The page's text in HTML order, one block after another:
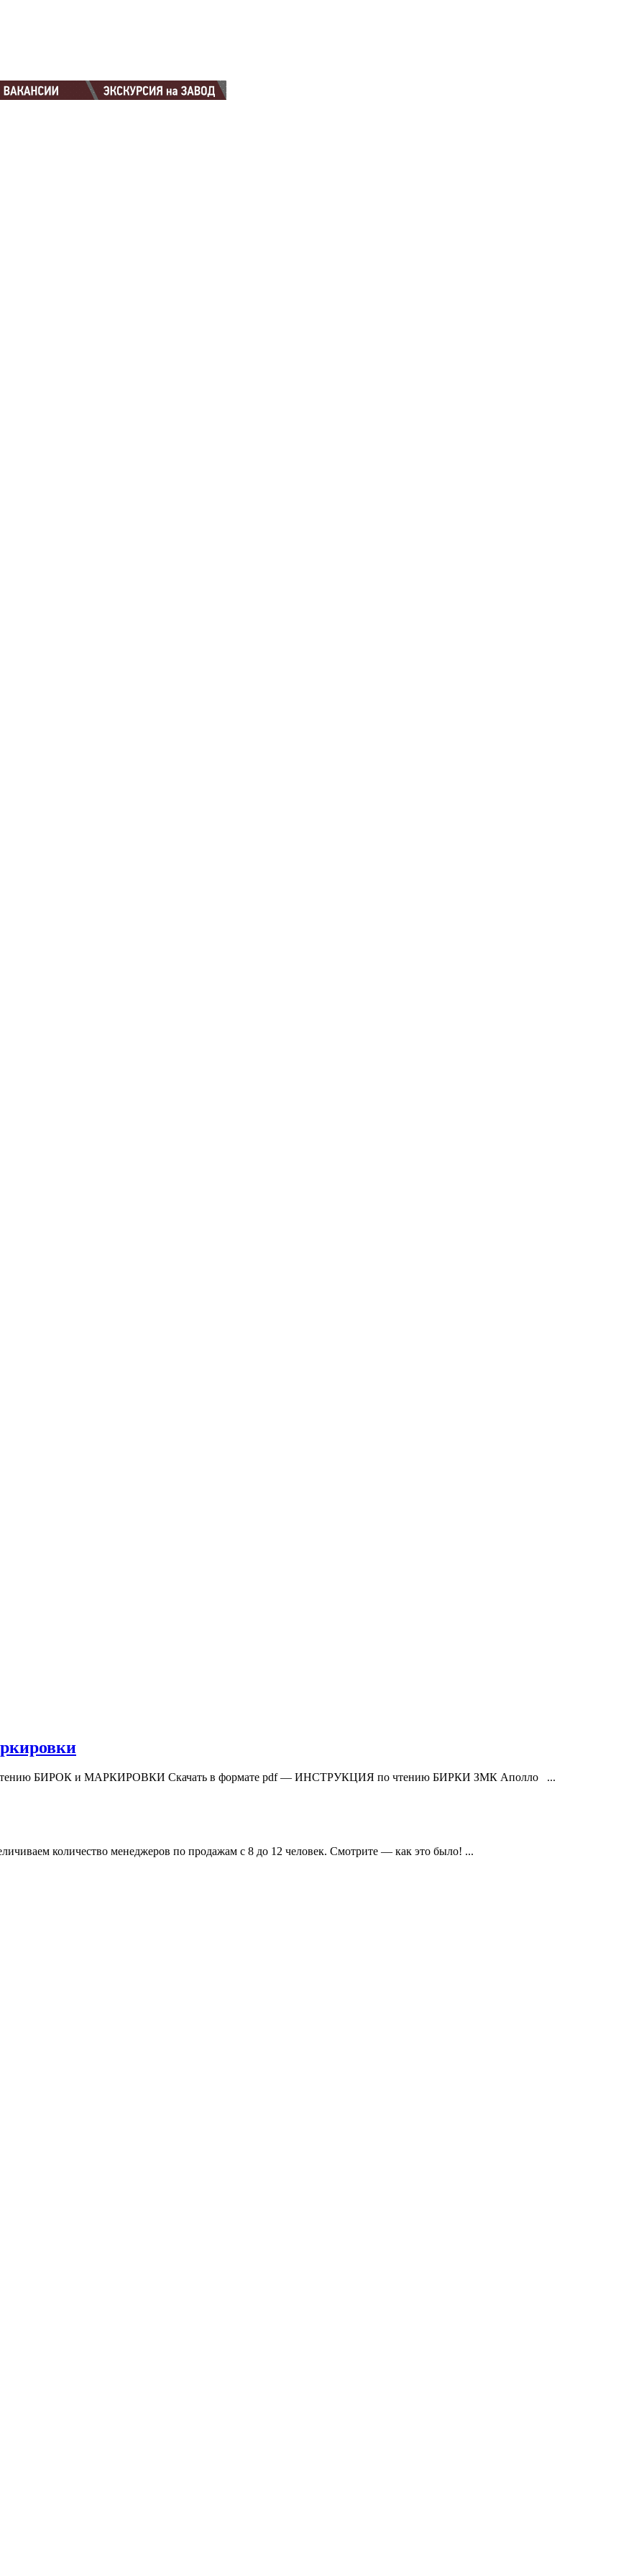
БИРОК и МАРКИРОВКИ Скачать в формате pdf — ИНСТРУКЦИЯ по чтению БИРКИ ЗМК Аполло ...
количество менеджеров по продажам с 8 до 12 человек. Смотрите — как это было! ...